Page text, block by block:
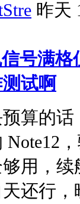
昨天
号满格
试啊​
算的话
Note12
用，
还行